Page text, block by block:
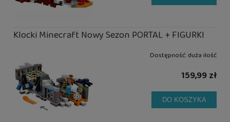
Klocki Minecraft Nowy Sezon PORTAL + FIGURKI
Dostępność:duża ilość
159,99 zł
DO KOSZYKA